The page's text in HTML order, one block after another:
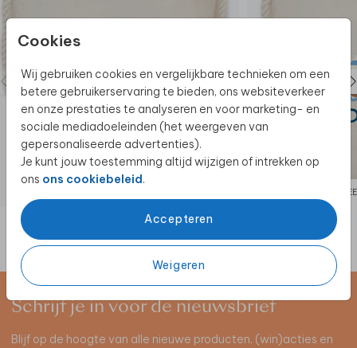
Cookies
Wij gebruiken cookies en vergelijkbare technieken om een
betere gebruikerservaring te bieden, ons websiteverkeer
en onze prestaties te analyseren en voor marketing- en
sociale mediadoeleinden (het weergeven van
gepersonaliseerde advertenties).
Je kunt jouw toestemming altijd wijzigen of intrekken op
ons ons cookiebeleid.
Accepteren
Weigeren
Schrijf je in voor de nieuwsbrief
Blijf op de hoogte van alle nieuwe producten, (win)acties en